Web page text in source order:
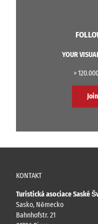
YOUR
>
KONTAKT
Turistická asociace Saské
Sasko, Německo
Bahnhofstr. 21